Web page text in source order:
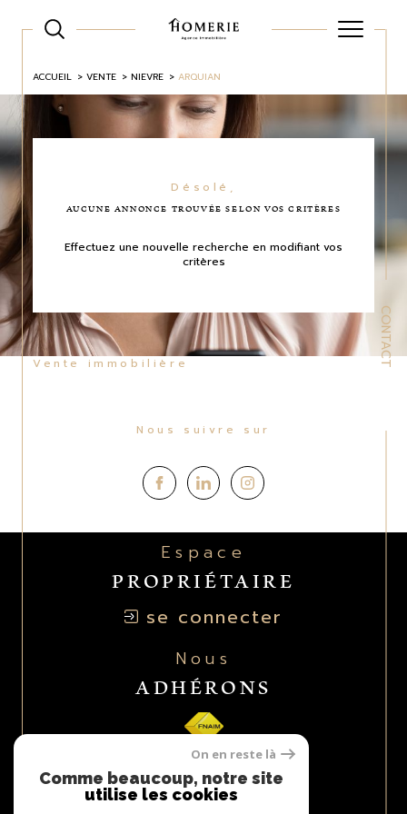
CONTACT
ACCUEIL VENTE NIEVRE ARQUIAN
Désolé,
AUCUNE ANNONCE TROUVÉE SELON VOS CRITÈRES
Effectuez une nouvelle recherche en modifiant vos
critères
Vente immobilière
Nous suivre sur
Espace
PROPRIÉTAIRE
se connecter
Nous
ADHÉRONS
On en reste là
Comme beaucoup, notre site
utilise les cookies